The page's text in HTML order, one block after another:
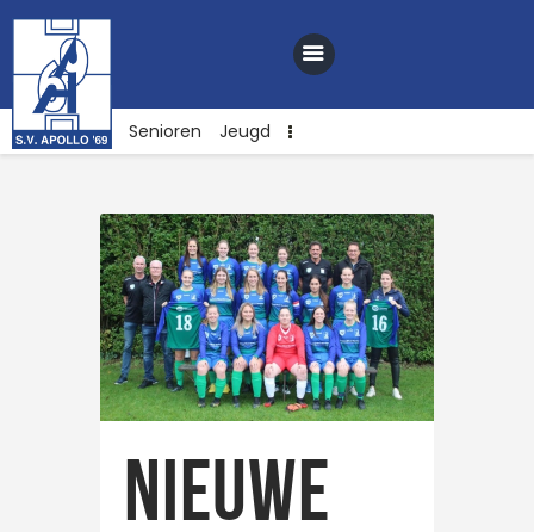
Senioren Jeugd
Nieuws
Club
Sponsoren
Webshop
Contact
Vacatures
Lid wordenNieuwe